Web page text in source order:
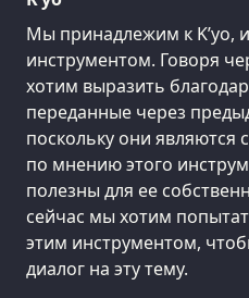
Мы принадлежим к K’уо,
инструментом. Говоря
хотим выразить
переданные через
поскольку они
по мнению этого
полезны для ее
сейчас мы хотим
этим инструментом,
диалог на эту тему.